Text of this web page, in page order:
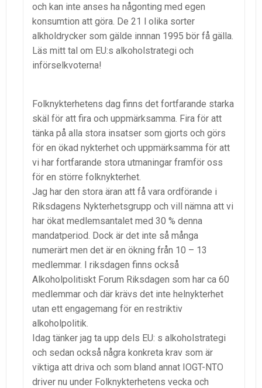
och kan inte anses ha någonting med egen
konsumtion att göra. De 21 l olika sorter
alkholdrycker som gälde innnan 1995 bör få gälla.
Läs mitt tal om EU:s alkoholstrategi och
införselkvoterna!
Folknykterhetens dag finns det fortfarande starka
skäl för att fira och uppmärksamma. Fira för att
tänka på alla stora insatser som gjorts och görs
för en ökad nykterhet och uppmärksamma för att
vi har fortfarande stora utmaningar framför oss
för en större folknykterhet.
Jag har den stora äran att få vara ordförande i
Riksdagens Nykterhetsgrupp och vill nämna att vi
har ökat medlemsantalet med 30 % denna
mandatperiod. Dock är det inte så många
numerärt men det är en ökning från 10 – 13
medlemmar. I riksdagen finns också
Alkoholpolitiskt Forum Riksdagen som har ca 60
medlemmar och där krävs det inte helnykterhet
utan ett engagemang för en restriktiv
alkoholpolitik.
Idag tänker jag ta upp dels EU: s alkoholstrategi
och sedan också några konkreta krav som är
viktiga att driva och som bland annat IOGT-NTO
driver nu under Folknykterhetens vecka och